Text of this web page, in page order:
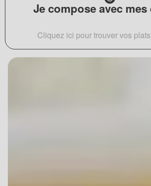
Je compose avec mes
Cliquez ici pour trouver vos